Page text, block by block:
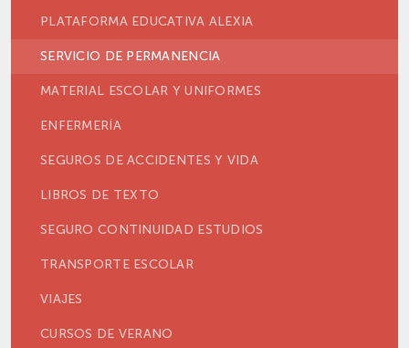
PLATAFORMA EDUCATIVA ALEXIA
SERVICIO DE PERMANENCIA
MATERIAL ESCOLAR Y UNIFORMES
ENFERMERÍA
SEGUROS DE ACCIDENTES Y VIDA
LIBROS DE TEXTO
SEGURO CONTINUIDAD ESTUDIOS
TRANSPORTE ESCOLAR
VIAJES
CURSOS DE VERANO